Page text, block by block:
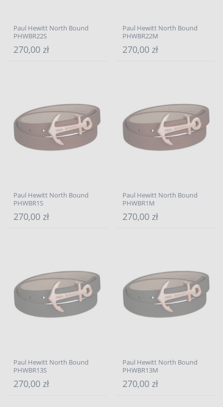
Paul Hewitt North Bound
PHWBR22S
270,00 zł
Paul Hewitt North Bound
PHWBR22M
270,00 zł
Paul Hewitt North Bound
PHWBR1S
270,00 zł
Paul Hewitt North Bound
PHWBR1M
270,00 zł
Paul Hewitt North Bound
PHWBR13S
270,00 zł
Paul Hewitt North Bound
PHWBR13M
270,00 zł